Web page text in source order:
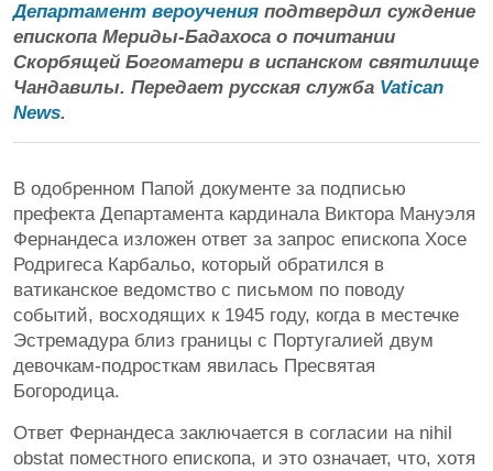
Департамент вероучения подтвердил суждение
епископа Мериды-Бадахоса о почитании
Скорбящей Богоматери в испанском святилище
Чандавилы. Передает русская служба Vatican
News.
В одобренном Папой документе за подписью
префекта Департамента кардинала Виктора Мануэля
Фернандеса изложен ответ за запрос епископа Хосе
Родригеса Карбальо, который обратился в
ватиканское ведомство с письмом по поводу
событий, восходящих к 1945 году, когда в местечке
Эстремадура близ границы с Португалией двум
девочкам-подросткам явилась Пресвятая
Богородица.
Ответ Фернандеса заключается в согласии на nihil
obstat поместного епископа, и это означает, что, хотя